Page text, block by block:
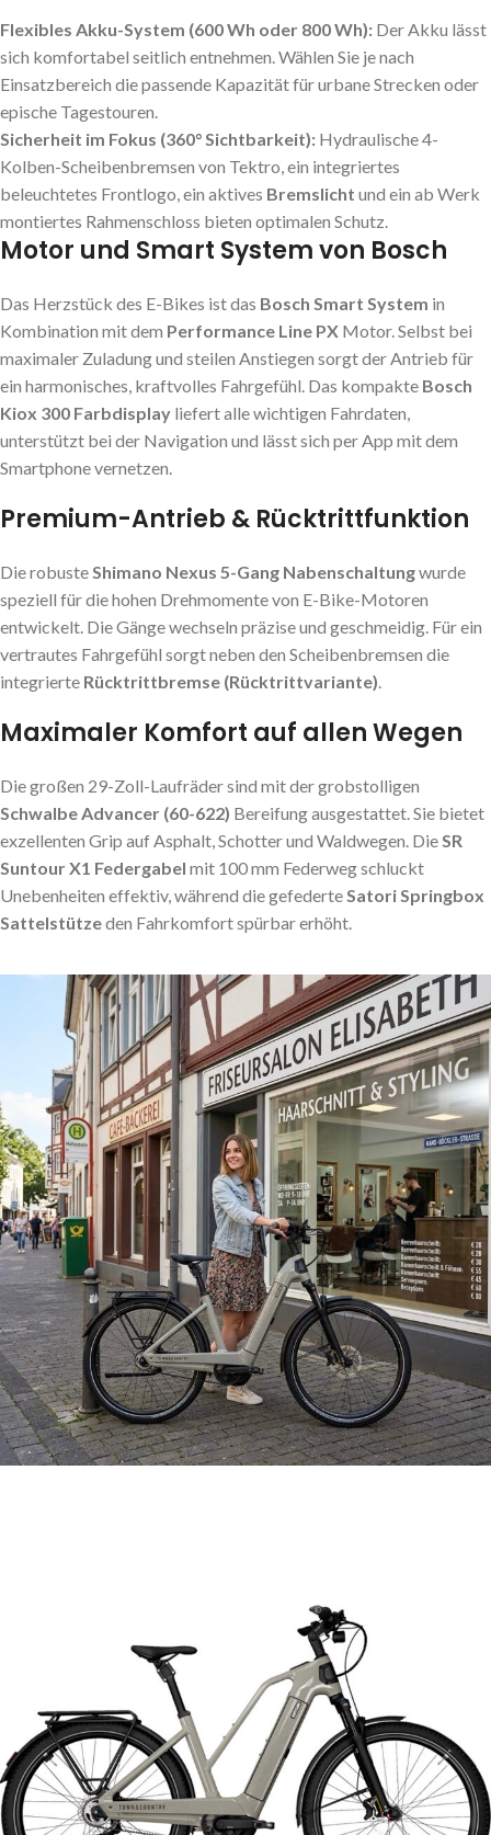
Flexibles Akku-System (600 Wh oder 800 Wh): Der Akku lässt
sich komfortabel seitlich entnehmen. Wählen Sie je nach
Einsatzbereich die passende Kapazität für urbane Strecken oder
epische Tagestouren.
Sicherheit im Fokus (360° Sichtbarkeit): Hydraulische 4-
Kolben-Scheibenbremsen von Tektro, ein integriertes
beleuchtetes Frontlogo, ein aktives Bremslicht und ein ab Werk
montiertes Rahmenschloss bieten optimalen Schutz.
Motor und Smart System von Bosch
Das Herzstück des E-Bikes ist das Bosch Smart System in
Kombination mit dem Performance Line PX Motor. Selbst bei
maximaler Zuladung und steilen Anstiegen sorgt der Antrieb für
ein harmonisches, kraftvolles Fahrgefühl. Das kompakte Bosch
Kiox 300 Farbdisplay liefert alle wichtigen Fahrdaten,
unterstützt bei der Navigation und lässt sich per App mit dem
Smartphone vernetzen.
Premium-Antrieb & Rücktrittfunktion
Die robusteShimano Nexus 5-Gang Nabenschaltungwurde
speziell für die hohen Drehmomente von E-Bike-Motoren
entwickelt. Die Gänge wechseln präzise und geschmeidig. Für ein
vertrautes Fahrgefühl sorgt neben den Scheibenbremsen die
integrierte Rücktrittbremse (Rücktrittvariante).
Maximaler Komfort auf allen Wegen
Die großen 29-Zoll-Laufräder sind mit der grobstolligen
Schwalbe Advancer (60-622) Bereifung ausgestattet. Sie bietet
exzellenten Grip auf Asphalt, Schotter und Waldwegen. DieSR
Suntour X1 Federgabel mit 100 mm Federweg schluckt
Unebenheiten effektiv, während die gefederteSatori Springbox
Sattelstützeden Fahrkomfort spürbar erhöht.